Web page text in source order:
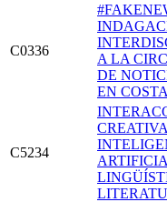
C0336
A LA
DE
EN
C5234